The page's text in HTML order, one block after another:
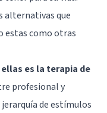
alternativas que
como otras
es la terapia de
profesional y
de estímulos